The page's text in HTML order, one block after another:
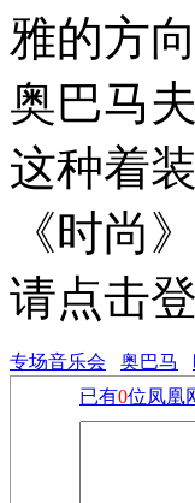
雅的方
奥巴马
这种着
《时尚
请点击
专场音乐会 奥巴马
已有0位凤凰